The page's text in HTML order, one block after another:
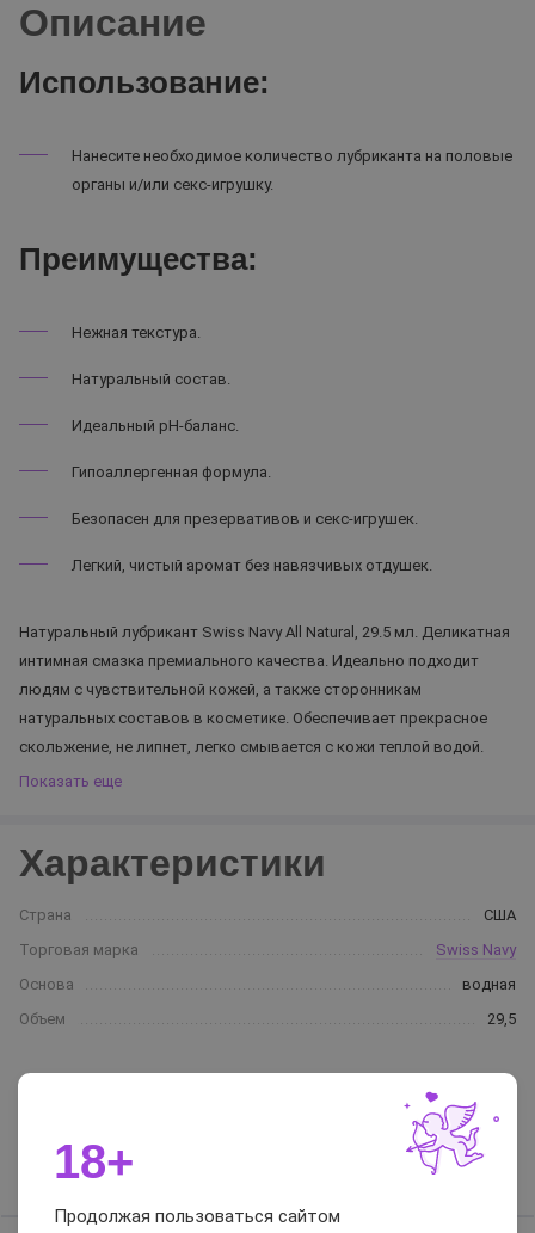
Описание
Использование:
Нанесите необходимое количество лубриканта на половые
органы и/или секс-игрушку.
Преимущества:
Нежная текстура.
Натуральный состав.
Идеальный pH-баланс.
Гипоаллергенная формула.
Безопасен для презервативов и секс-игрушек.
Легкий, чистый аромат без навязчивых отдушек.
Натуральный лубрикант Swiss Navy All Natural, 29.5 мл. Деликатная
интимная смазка премиального качества. Идеально подходит
людям с чувствительной кожей, а также сторонникам
натуральных составов в косметике. Обеспечивает прекрасное
скольжение, не липнет, легко смывается с кожи теплой водой.
Показать еще
Характеристики
Страна
США
Торговая марка
Swiss Navy
Основа
водная
Объем
29,5
Отзывы и вопросы-
Отзывы Вопросы-ответы
18+
Продолжая пользоваться сайтом